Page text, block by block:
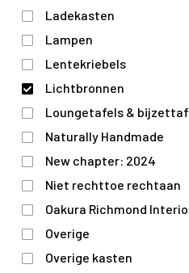
Ladekasten
Lampen
Lentekriebels
Lichtbronnen
Loungetafels &
Naturally Handmade
New chapter: 2024
Niet rechttoe rechtaan
Oakura Richmond
Overige
Overige kasten